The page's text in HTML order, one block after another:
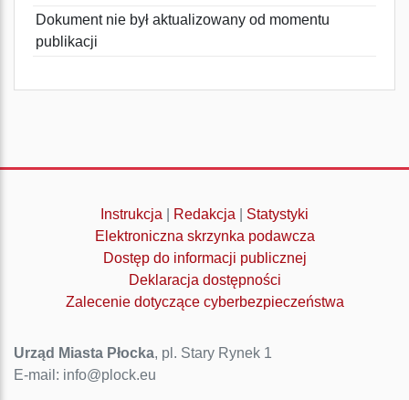
Dokument nie był aktualizowany od momentu
publikacji
Instrukcja Redakcja
Statystyki
Elektroniczna skrzynka podawcza
Dostęp do informacji publicznej
Deklaracja dostępności
Zalecenie dotyczące cyberbezpieczeństwa
Urząd Miasta Płocka, pl. Stary Rynek 1
E-mail: info@plock.eu